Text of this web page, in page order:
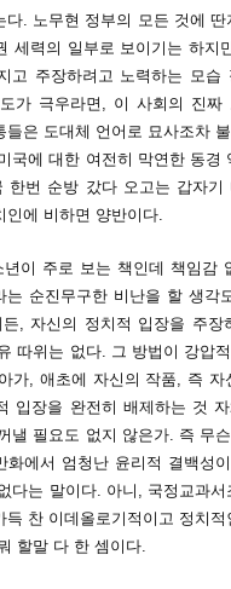
다. 노무현 정부의 모든 것에 딴
세력의 일부로 보이기는 하지
고 주장하려고 노력하는 모습
가 극우라면, 이 사회의 진짜
들은 도대체 언어로 묘사조차
국에 대한 여전히 막연한 동경
한번 순방 갔다 오고는 갑자기
인에 비하면 양반이다.
년이 주로 보는 책인데 책임감
는 순진무구한 비난을 할 생각
든, 자신의 정치적 입장을 주장
따위는 없다. 그 방법이 강압
가, 애초에 자신의 작품, 즉 자
입장을 완전히 배제하는 것
낼 필요도 없지 않은가. 즉 무
화에서 엄청난 윤리적 결백성
다는 말이다. 아니, 국정교과서
득 찬 이데올로기적이고 정치적
할말 다 한 셈이다.